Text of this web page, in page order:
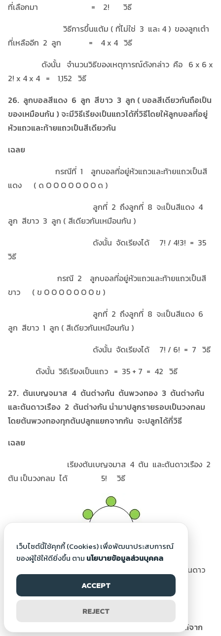
ที่เลือกมา = 2! วิธี
วิธีการขึ้นแต้ม ( ที่ไม่ใช่ 3 และ 4 ) ของลูกเต๋า
ที่เหลืออีก 2 ลูก = 4 x 4 วิธี
ดังนั้น จำนวนวิธีของเหตุการณ์ดังกล่าว คือ 6 x 6 x
2! x 4 x 4 = 1,152 วิธี
26. ลูกบอลสีแดง 6 ลูก สีขาว 3 ลูก ( บอลสีเดียวกันถือเป็น
ของเหมือนกัน ) จะมีวิธีเรียงเป็นแถวได้กี่วิธีโดยให้ลูกบอลที่อยู่
หัวแถวและท้ายแถวเป็นสีเดียวกัน
เฉลย
กรณีที่ 1 ลูกบอลที่อยู่หัวแถวและท้ายแถวเป็นสี
แดง ( ด O O O O O O O ด )
ลูกที่ 2 ถึงลูกที่ 8 จะเป็นสีแดง 4
ลูก สีขาว 3 ลูก ( สีเดียวกันเหมือนกัน )
ดังนั้น จัดเรียงได้ 7! / 4!3! = 35
วิธี
กรณี 2 ลูกบอลที่อยู่หัวแถวและท้ายแถวเป็นสี
ขาว ( ข O O O O O O O ข )
ลูกที่ 2 ถึงลูกที่ 8 จะเป็นสีแดง 6
ลูก สีขาว 1 ลูก ( สีเดียวกันเหมือนกัน )
ดังนั้น จัดเรียงได้ 7! / 6! = 7 วิธี
ดังนั้น วิธีเรียงเป็นแถว = 35 + 7 = 42 วิธี
27. ต้นเบญจมาส 4 ต้นต่างกัน ต้นพวงทอง 3 ต้นต่างกัน
และต้นดาวเรือง 2 ต้นต่างกัน นำมาปลูกรายรอบเป็นวงกลม
โดยต้นพวงทองทุกต้นปลูกแยกจากกัน จะปลูกได้กี่วิธี
เฉลย
เรียงต้นเบญจมาส 4 ต้น และต้นดาวเรือง 2
ต้น เป็นวงกลม ได้ 5! วิธี
แทรกต้นพวงทอง 3 ต้น ระหว่างต้นเบญจมาสและต้นดาว
เรืองที่วางในตอนแรก ( มี 6 ที่ ) ได้ 6 x 5 x 4 วิธี
28. จงหาว่ามีเลขกี่จำนวนที่มากกว่า 3,000,000 ที่ได้จาก
เว็บไซต์นี้ใช้คุกกี้ (Cookies) เพื่อพัฒนาประสบการณ์
ของผู้ใช้ให้ดียิ่งขึ้น ตาม นโยบายข้อมูลส่วนบุคคล
ACCEPT
REJECT